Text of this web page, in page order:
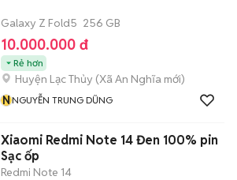
Galaxy Z Fold5 256 GB
10.000.000 đ
Rẻ hơn
Huyện Lạc Thủy (Xã An Nghĩa mới)
NNGUYỄN TRUNG DŨNG
Xiaomi Redmi Note 14 Đen 100% pin
Sạc ốp
Redmi Note 14